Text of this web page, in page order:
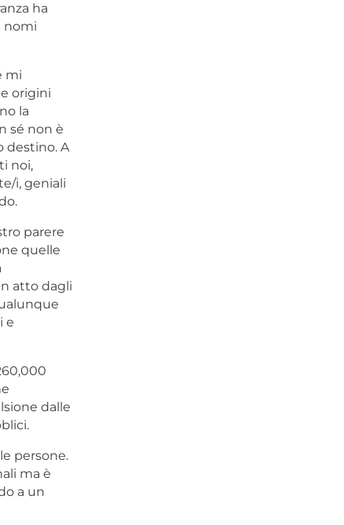
ha
nomi
mi
origini
la
sé non è
destino. A
noi,
i, geniali
parere
quelle
atto dagli
e
dalle
persone.
ma è
a un